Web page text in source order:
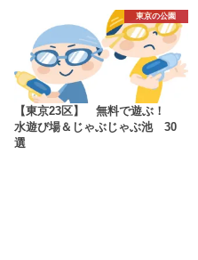
東京の公園
【東京23区】 無料で遊ぶ！
水遊び場＆じゃぶじゃぶ池 30
選